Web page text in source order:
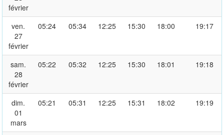
février
ven.
27
février
05:24 05:34 12:25 15:30 18:00 19:17
sam.
28
février
05:22 05:32 12:25 15:30 18:01 19:18
dim.
01
mars
05:21 05:31 12:25 15:31 18:02 19:19